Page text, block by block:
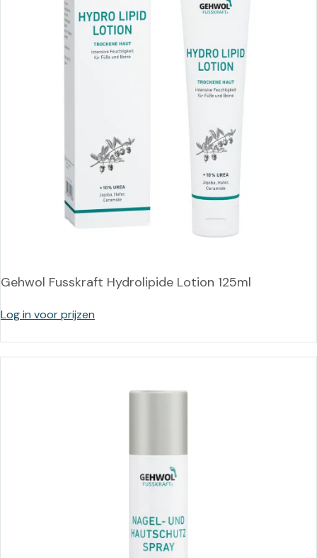
Gehwol Fusskraft Hydrolipide Lotion 125ml
Log in voor prijzen